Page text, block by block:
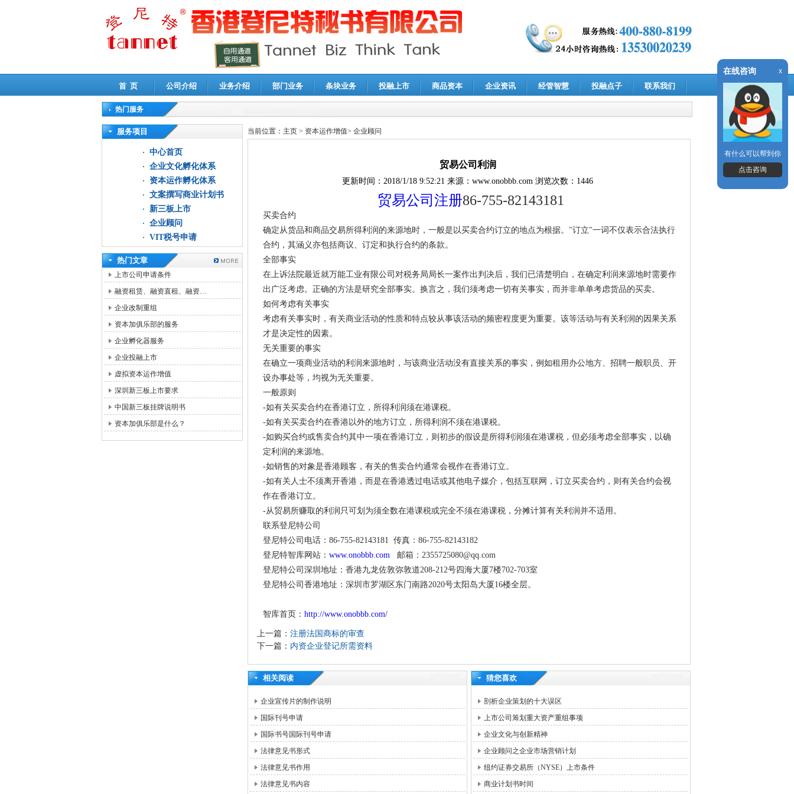
首 页 公司介绍 业务介绍 部门业务 条块业务 投融上市 商品资本 企业资讯 经管智慧 投融点子 联系我们
热门服务
高新技术企业认定审计|企业所得税汇算清缴申报鉴证
服务项目
中心首页
企业文化孵化体系
资本运作孵化体系
文案撰写商业计划书
新三板上市
企业顾问
VIT税号申请
热门文章
上市公司申请条件
融资租赁、融资直租、融资…
企业改制重组
资本加俱乐部的服务
企业孵化器服务
企业投融上市
虚拟资本运作增值
深圳新三板上市要求
中国新三板挂牌说明书
资本加俱乐部是什么？
当前位置： 主页 > 资本运作增值> 企业顾问
贸易公司利润
更新时间： 2018/1/18 9:52:21 来源： www.onobbb.com 浏览次数：1446
贸易公司注册86-755-82143181
买卖合约
确定从货品和商品交易所得利润的来源地时，一般是以买卖合约订立的地点为根据。"订立"一词不仅表示合法执行
合约，其涵义亦包括商议、订定和执行合约的条款。
全部事实
在上诉法院最近就万能工业有限公司对税务局局长一案作出判决后，我们已清楚明白，在确定利润来源地时需要作
出广泛考虑。正确的方法是研究全部事实。换言之，我们须考虑一切有关事实，而并非单单考虑货品的买卖。
如何考虑有关事实
考虑有关事实时，有关商业活动的性质和特点较从事该活动的频密程度更为重要。该等活动与有关利润的因果关系
才是决定性的因素。
无关重要的事实
在确立一项商业活动的利润来源地时，与该商业活动没有直接关系的事实，例如租用办公地方、招聘一般职员、开
设办事处等，均视为无关重要。
一般原则
-如有关买卖合约在香港订立，所得利润须在港课税。
-如有关买卖合约在香港以外的地方订立，所得利润不须在港课税。
-如购买合约或售卖合约其中一项在香港订立，则初步的假设是所得利润须在港课税，但必须考虑全部事实，以确
定利润的来源地。
-如销售的对象是香港顾客，有关的售卖合约通常会视作在香港订立。
-如有关人士不须离开香港，而是在香港透过电话或其他电子媒介，包括互联网，订立买卖合约，则有关合约会视
作在香港订立。
-从贸易所赚取的利润只可划为须全数在港课税或完全不须在港课税，分摊计算有关利润并不适用。
联系登尼特公司
登尼特公司电话：86-755-82143181 传真：86-755-82143182
登尼特智库网站： www.onobbb.com 邮箱：2355725080@qq.com
登尼特公司深圳地址：香港九龙佐敦弥敦道208-212号四海大厦7楼702-703室
登尼特公司香港地址：深圳市罗湖区东门南路2020号太阳岛大厦16楼全层。
智库首页： http://www.onobbb.com/
上一篇： 注册法国商标的审查
下一篇： 内资企业登记所需资料
相关阅读
企业宣传片的制作说明
国际刊号申请
国际书号国际刊号申请
法律意见书形式
法律意见书作用
法律意见书内容
猜您喜欢
剖析企业策划的十大误区
上市公司筹划重大资产重组事项
企业文化与创新精神
企业顾问之企业市场营销计划
纽约证券交易所（NYSE）上市条件
商业计划书时间
在线咨询 x
有什么可以帮到你
点击咨询